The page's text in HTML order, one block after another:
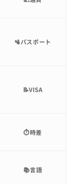
🛂パスポート
📝VISA
⏱時差
📚言語